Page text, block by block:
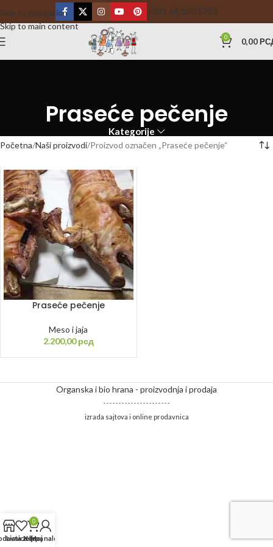
Skip to navigation
Skip to main content
+381 64/100 5758
0 0,00
Praseće pečenje
Kategorije
Početna Naši proizvodi Proizvod označen „Praseće pečenje“
Praseće pečenje
Meso i jaja
2.200,00рсд
Organska i bio hrana - proizvodnja i prodaja
----------------------
izrada sajtova i online prodavnica
Lista želja
0
Korpa
Moj nalog